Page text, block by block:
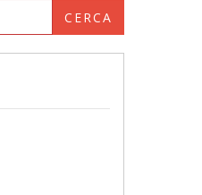
CERCA